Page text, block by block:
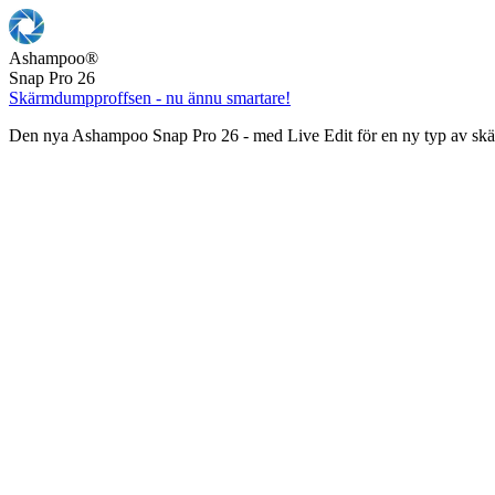
Ashampoo®
Snap Pro 26
Skärmdumpproffsen - nu ännu smartare!
Den nya Ashampoo Snap Pro 26 - med Live Edit för en ny typ av